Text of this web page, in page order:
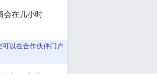
会在几小时
以在合作伙伴门户